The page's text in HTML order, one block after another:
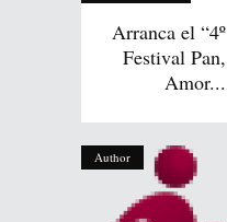
Arranca el “4º
Festival Pan,
Amor...
Author